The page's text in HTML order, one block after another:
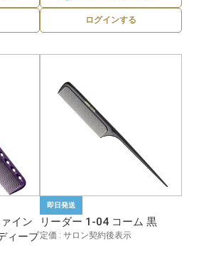
ログインする
イン
ィープ
即日発送
リーダー 1-04 コーム 黒
定価 : サロン契約後表示